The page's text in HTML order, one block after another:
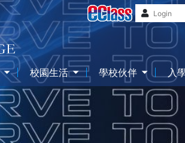
校園生活 學校伙伴 入